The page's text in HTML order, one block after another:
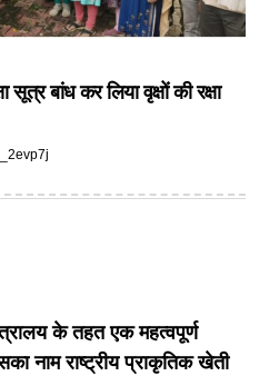
सूत्र बांध कर लिया वृक्षों की रक्षा
के तहत एक महत्वपूर्ण
नाम राष्ट्रीय प्राकृतिक खेती